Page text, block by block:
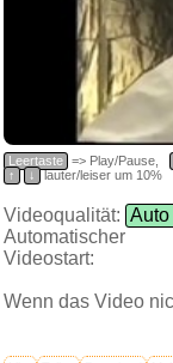
Leertaste => Play/Pause,
↑
↓ lauter/leiser um 10%
Videoqualität:
Automatischer
Videostart:
Wenn das Video